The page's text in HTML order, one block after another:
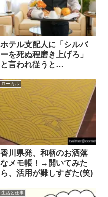
ホテル支配人に「シルバ
ーを死ぬ程磨き上げろ」
と言われ従うと…
ローカル
香川県発、和柄のお洒落
なメモ帳！→開いてみた
ら、活用が難しすぎた(笑)
生活と仕事